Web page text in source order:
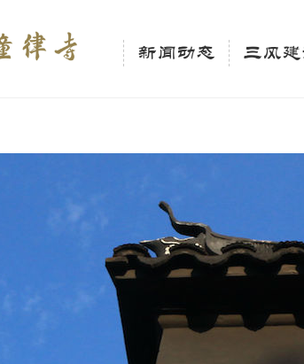
= single_tag_title('', false); $description =
新闻动态 三风